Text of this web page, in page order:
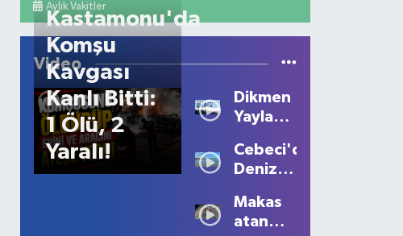
Aylık Vakitler
Video
Kastamonu'da
Komşu
Kavgası
Kanlı Bitti:
1 Ölü, 2
Yaralı!
Dikmen
Yaylası'nda
Büyüledi:
Kartpostallık
Manzaralar
Oluştu
Cebeci'de
Deniz
Tüm
Güzelliğiyle
Makas
atan